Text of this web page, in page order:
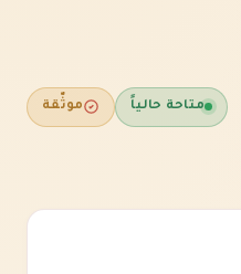
متاحة حالياً موثّقة